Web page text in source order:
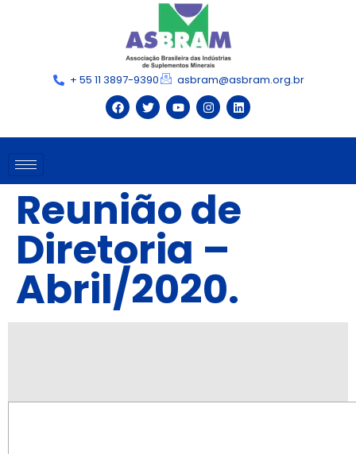
+ 55 11 3897-9390 asbram@asbram.org.br
Reunião de
Diretoria –
Abril/2020.